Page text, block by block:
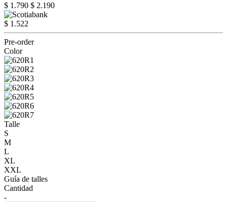
$ 1.790 $ 2.190
$ 1.522
Pre-order
Color
Talle
S
M
L
XL
XXL
Guía de talles
Cantidad
-